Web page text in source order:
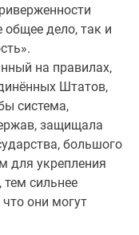
дело, так и
на правилах,
Штатов,
система,
защищала
большого
для укрепления
тем сильнее
они могут